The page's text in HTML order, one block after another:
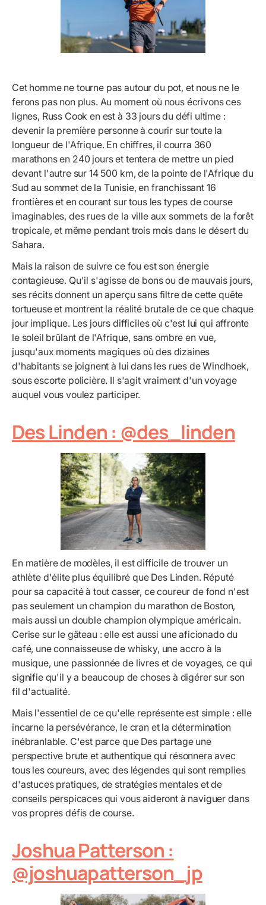
Cet homme ne tourne pas autour du pot, et nous ne le
ferons pas non plus. Au moment où nous écrivons ces
lignes, Russ Cook en est à 33 jours du défi ultime :
devenir la première personne à courir sur toute la
longueur de l'Afrique. En chiffres, il courra 360
marathons en 240 jours et tentera de mettre un pied
devant l'autre sur 14 500 km, de la pointe de l'Afrique du
Sud au sommet de la Tunisie, en franchissant 16
frontières et en courant sur tous les types de course
imaginables, des rues de la ville aux sommets de la forêt
tropicale, et même pendant trois mois dans le désert du
Sahara.
Mais la raison de suivre ce fou est son énergie
contagieuse. Qu'il s'agisse de bons ou de mauvais jours,
ses récits donnent un aperçu sans filtre de cette quête
tortueuse et montrent la réalité brutale de ce que chaque
jour implique. Les jours difficiles où c'est lui qui affronte
le soleil brûlant de l'Afrique, sans ombre en vue,
jusqu'aux moments magiques où des dizaines
d'habitants se joignent à lui dans les rues de Windhoek,
sous escorte policière. Il s'agit vraiment d'un voyage
auquel vous voulez participer.
Des Linden : @des_linden
En matière de modèles, il est difficile de trouver un
athlète d'élite plus équilibré que Des Linden. Réputé
pour sa capacité à tout casser, ce coureur de fond n'est
pas seulement un champion du marathon de Boston,
mais aussi un double champion olympique américain.
Cerise sur le gâteau : elle est aussi une aficionado du
café, une connaisseuse de whisky, une accro à la
musique, une passionnée de livres et de voyages, ce qui
signifie qu'il y a beaucoup de choses à digérer sur son
fil d'actualité.
Mais l'essentiel de ce qu'elle représente est simple : elle
incarne la persévérance, le cran et la détermination
inébranlable. C'est parce que Des partage une
perspective brute et authentique qui résonnera avec
tous les coureurs, avec des légendes qui sont remplies
d'astuces pratiques, de stratégies mentales et de
conseils perspicaces qui vous aideront à naviguer dans
vos propres défis de course.
Joshua Patterson :
@joshuapatterson_jp